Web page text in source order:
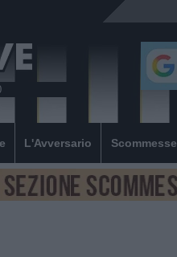
L'Avversario Scommesse